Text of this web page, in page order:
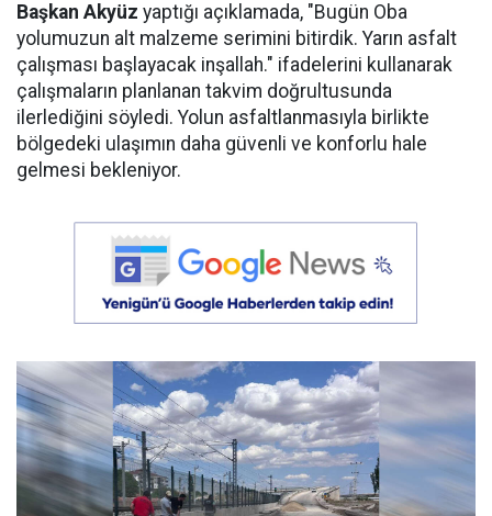
Başkan Akyüz yaptığı açıklamada, "Bugün Oba
yolumuzun alt malzeme serimini bitirdik. Yarın asfalt
çalışması başlayacak inşallah." ifadelerini kullanarak
çalışmaların planlanan takvim doğrultusunda
ilerlediğini söyledi. Yolun asfaltlanmasıyla birlikte
bölgedeki ulaşımın daha güvenli ve konforlu hale
gelmesi bekleniyor.